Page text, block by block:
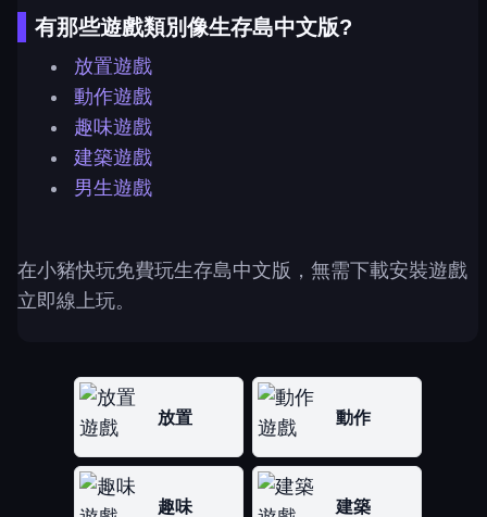
有那些遊戲類別像生存島中文版?
放置遊戲
動作遊戲
趣味遊戲
建築遊戲
男生遊戲
在小豬快玩免費玩生存島中文版，無需下載安裝遊戲
立即線上玩。
放置 動作
趣味 建築